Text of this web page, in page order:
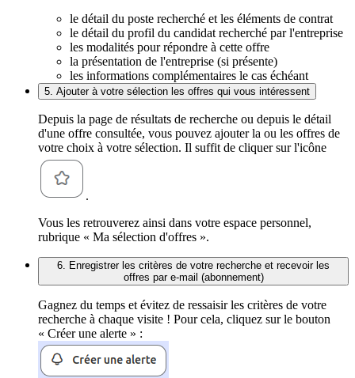
le détail du poste recherché et les éléments de contrat
le détail du profil du candidat recherché par l'entreprise
les modalités pour répondre à cette offre
la présentation de l'entreprise (si présente)
les informations complémentaires le cas échéant
5. Ajouter à votre sélection les offres qui vous intéressent
Depuis la page de résultats de recherche ou depuis le détail
d'une offre consultée, vous pouvez ajouter la ou les offres de
votre choix à votre sélection. Il suffit de cliquer sur l'icône
.
Vous les retrouverez ainsi dans votre espace personnel,
rubrique « Ma sélection d'offres ».
6. Enregistrer les critères de votre recherche et recevoir les
offres par e-mail (abonnement)
Gagnez du temps et évitez de ressaisir les critères de votre
recherche à chaque visite ! Pour cela, cliquez sur le bouton
« Créer une alerte » :